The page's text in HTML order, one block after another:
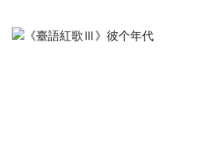
前因應「高雄市文化中心至善廳棟耐
震結構補強工程」，於115年3月9日